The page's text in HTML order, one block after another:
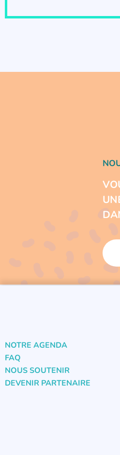
NOTRE AGENDA
FAQ
NOUS SOUTENIR
DEVENIR PARTENAIRE